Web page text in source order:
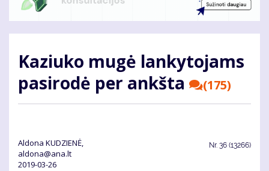
Ka­ziu­ko mu­gė lan­ky­to­jams
pa­si­ro­dė per ankš­ta
(175)
Aldona KUDZIENĖ,
aldona@ana.lt
2019-03-26
Nr. 36 (13266)